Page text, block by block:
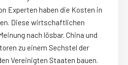
Experten haben die Kosten in
Diese wirtschaftlichen
nach lösbar. China und
zu einem Sechstel der
Vereinigten Staaten bauen.